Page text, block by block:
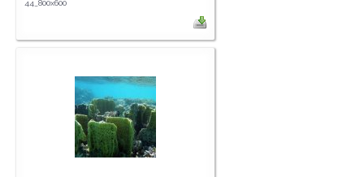
44_800x600